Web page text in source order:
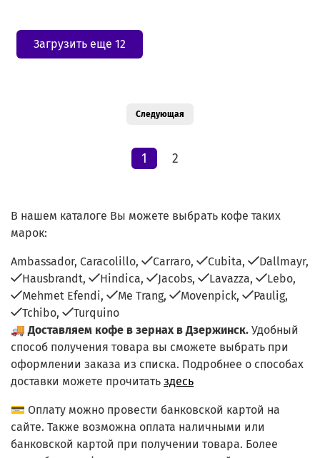
Загрузить еще 12
1 2
Следующая
В нашем каталоге Вы можете выбрать кофе таких
марок:
Ambassador, Caracolillo, Carraro, Cubita,
Dallmayr,
Hausbrandt,
Hindica, Jacobs, Lavazza,
Lebo,
Mehmet Efendi,
Me Trang, Movenpick,
Paulig,
Tchibo,
Turquino
🚚Доставляем кофе в зернах в Дзержинск. Удобный
способ получения товара вы сможете выбрать при
оформлении заказа из списка. Подробнее о способах
доставки можете прочитать здесь
💳 Оплату можно провести банковской картой на
сайте. Также возможна оплата наличными или
банковской картой при получении товара. Более